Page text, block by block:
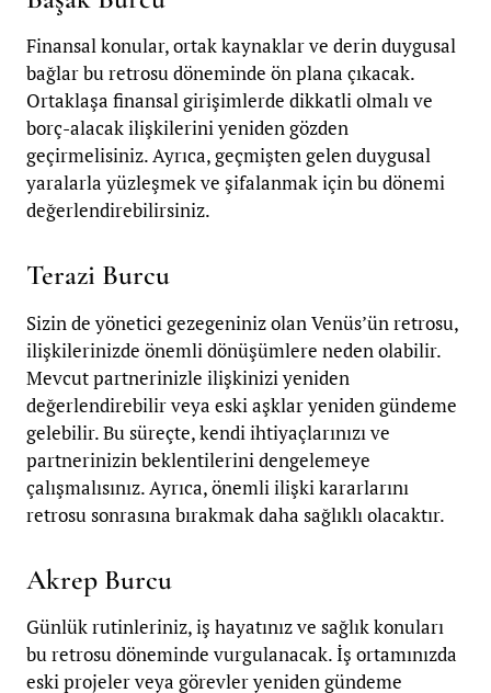
Finansal konular, ortak kaynaklar ve derin duygusal
bağlar bu retrosu döneminde ön plana çıkacak.
Ortaklaşa finansal girişimlerde dikkatli olmalı ve
borç-alacak ilişkilerini yeniden gözden
geçirmelisiniz. Ayrıca, geçmişten gelen duygusal
yaralarla yüzleşmek ve şifalanmak için bu dönemi
değerlendirebilirsiniz.
Terazi Burcu
Sizin de yönetici gezegeniniz olan Venüs’ün retrosu,
ilişkilerinizde önemli dönüşümlere neden olabilir.
Mevcut partnerinizle ilişkinizi yeniden
değerlendirebilir veya eski aşklar yeniden gündeme
gelebilir. Bu süreçte, kendi ihtiyaçlarınızı ve
partnerinizin beklentilerini dengelemeye
çalışmalısınız. Ayrıca, önemli ilişki kararlarını
retrosu sonrasına bırakmak daha sağlıklı olacaktır.
Akrep Burcu
Günlük rutinleriniz, iş hayatınız ve sağlık konuları
bu retrosu döneminde vurgulanacak. İş ortamınızda
eski projeler veya görevler yeniden gündeme